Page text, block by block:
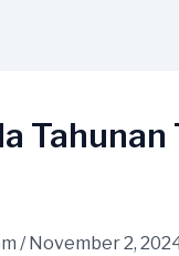
/ November 2,